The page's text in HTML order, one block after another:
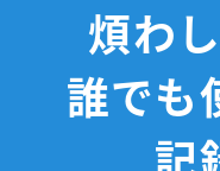
煩わ
誰でも